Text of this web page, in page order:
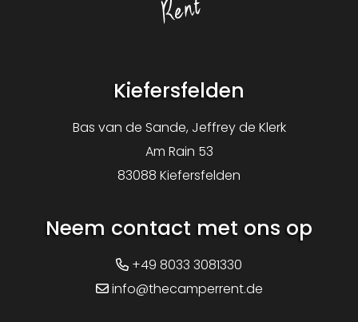
Kiefersfelden
Bas van de Sande, Jeffrey de Klerk
Am Rain 53
83088 Kiefersfelden
Neem contact met ons op
+49 8033 3081330
info@thecamperrent.de